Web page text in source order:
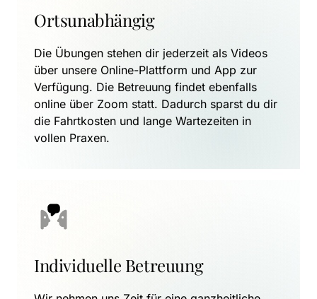
Ortsunabhängig
Die Übungen stehen dir jederzeit als Videos
über unsere Online-Plattform und App zur
Verfügung. Die Betreuung findet ebenfalls
online über Zoom statt. Dadurch sparst du dir
die Fahrtkosten und lange Wartezeiten in
vollen Praxen.
Individuelle Betreuung